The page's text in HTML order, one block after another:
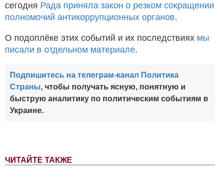
ЧИТАЙТЕ ТАКЖЕ
сегодня Рада приняла закон о резком сокращении
полномочий антикоррупционных органов.
О подоплёке этих событий и их последствиях мы
писали в отдельном материале.
Подпишитесь на телеграм-канал Политика
Страны, чтобы получать ясную, понятную и
быструю аналитику по политическим событиям в
Украине.